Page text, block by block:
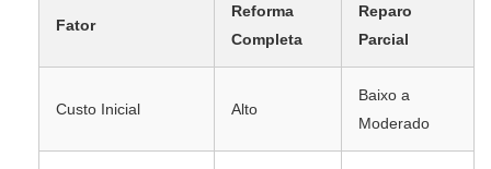
Fator
Reforma
Completa
Reparo
Parcial
Custo Inicial Alto
Baixo a
Moderado